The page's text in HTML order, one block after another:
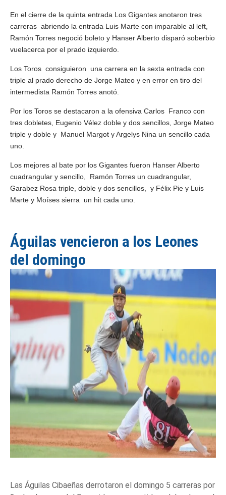
En el cierre de la quinta entrada Los Gigantes anotaron tres
carreras abriendo la entrada Luis Marte con imparable al left,
Ramón Torres negoció boleto y Hanser Alberto disparó soberbio
vuelacerca por el prado izquierdo.
Los Toros consiguieron una carrera en la sexta entrada con
triple al prado derecho de Jorge Mateo y en error en tiro del
intermedista Ramón Torres anotó.
Por los Toros se destacaron a la ofensiva Carlos Franco con
tres dobletes, Eugenio Vélez doble y dos sencillos, Jorge Mateo
triple y doble y Manuel Margot y Argelys Nina un sencillo cada
uno.
Los mejores al bate por los Gigantes fueron Hanser Alberto
cuadrangular y sencillo, Ramón Torres un cuadrangular,
Garabez Rosa triple, doble y dos sencillos, y Félix Pie y Luis
Marte y Moíses sierra un hit cada uno.
Águilas vencieron a los Leones
del domingo
Las Águilas Cibaeñas derrotaron el domingo 5 carreras por